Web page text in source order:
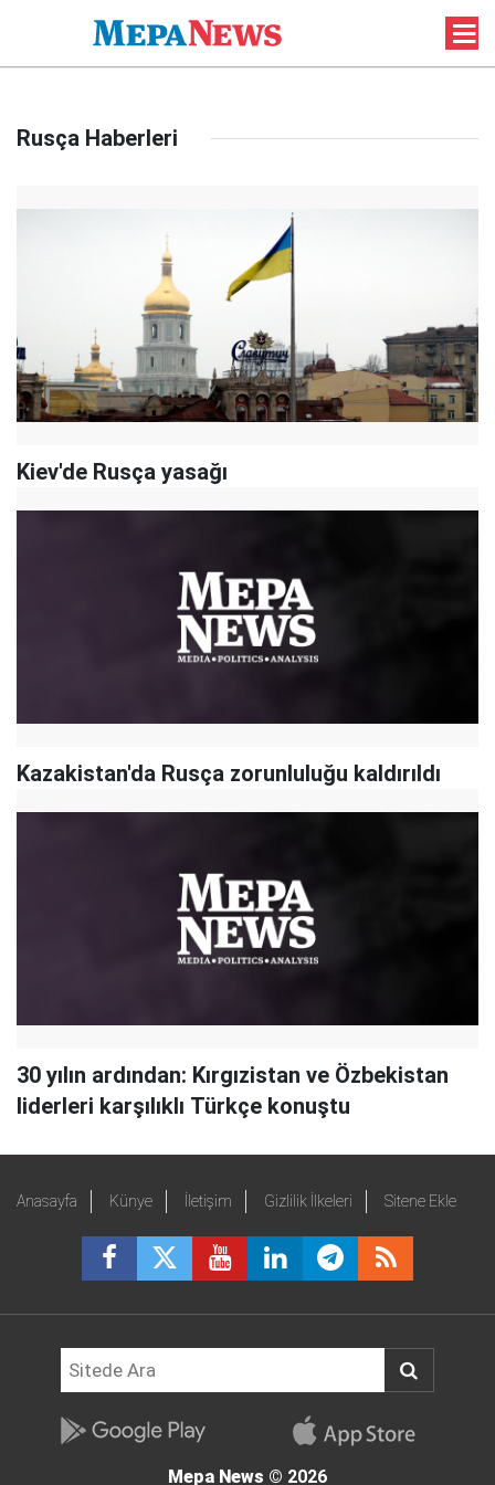
Rusça Haberleri
Kiev'de Rusça yasağı
Kazakistan'da Rusça zorunluluğu kaldırıldı
30 yılın ardından: Kırgızistan ve Özbekistan
liderleri karşılıklı Türkçe konuştu
Anasayfa Künye İletişim Gizlilik İlkeleri Sitene Ekle
Mepa News © 2026